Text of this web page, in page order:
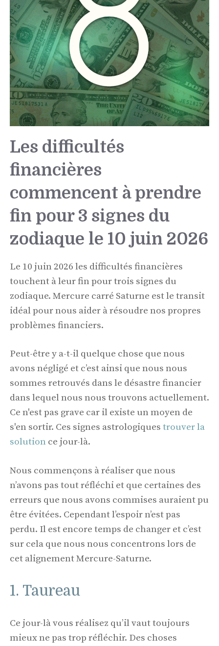
Les difficultés
financières
commencent à prendre
fin pour 3 signes du
zodiaque le 10 juin 2026
Le 10 juin 2026 les difficultés financières
touchent à leur fin pour trois signes du
zodiaque. Mercure carré Saturne est le transit
idéal pour nous aider à résoudre nos propres
problèmes financiers.
Peut-être y a-t-il quelque chose que nous
avons négligé et c’est ainsi que nous nous
sommes retrouvés dans le désastre financier
dans lequel nous nous trouvons actuellement.
Ce n'est pas grave car il existe un moyen de
s'en sortir. Ces signes astrologiques trouver la
solution ce jour-là.
Nous commençons à réaliser que nous
n’avons pas tout réfléchi et que certaines des
erreurs que nous avons commises auraient pu
être évitées. Cependant l’espoir n’est pas
perdu. Il est encore temps de changer et c’est
sur cela que nous nous concentrons lors de
cet alignement Mercure-Saturne.
1. Taureau
Ce jour-là vous réalisez qu’il vaut toujours
mieux ne pas trop réfléchir. Des choses